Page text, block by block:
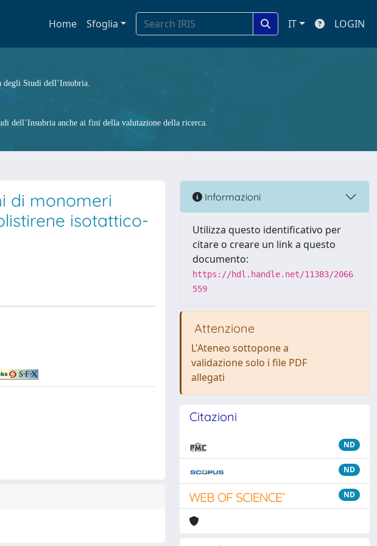
Home Sfoglia IT LOGIN
degli Studi dell’Insubria.
dell’Insubria anche ai fini della valutazione della ricerca.
di monomeri
isotattico-
Informazioni
Utilizza questo identificativo per
citare o creare un link a questo
documento:
https://hdl.handle.net/11383/2066
559
Attenzione
L'Ateneo sottopone a
validazione solo i file PDF
allegati
Citazioni
ND
ND
ND